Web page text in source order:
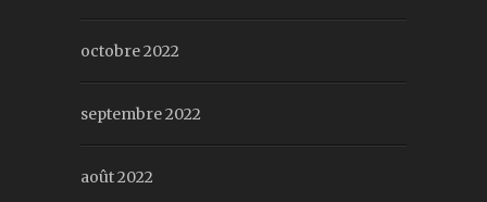
octobre 2022
septembre 2022
août 2022